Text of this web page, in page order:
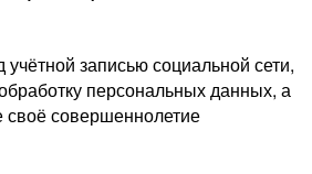
записью социальной сети,
персональных данных, а
своё совершеннолетие